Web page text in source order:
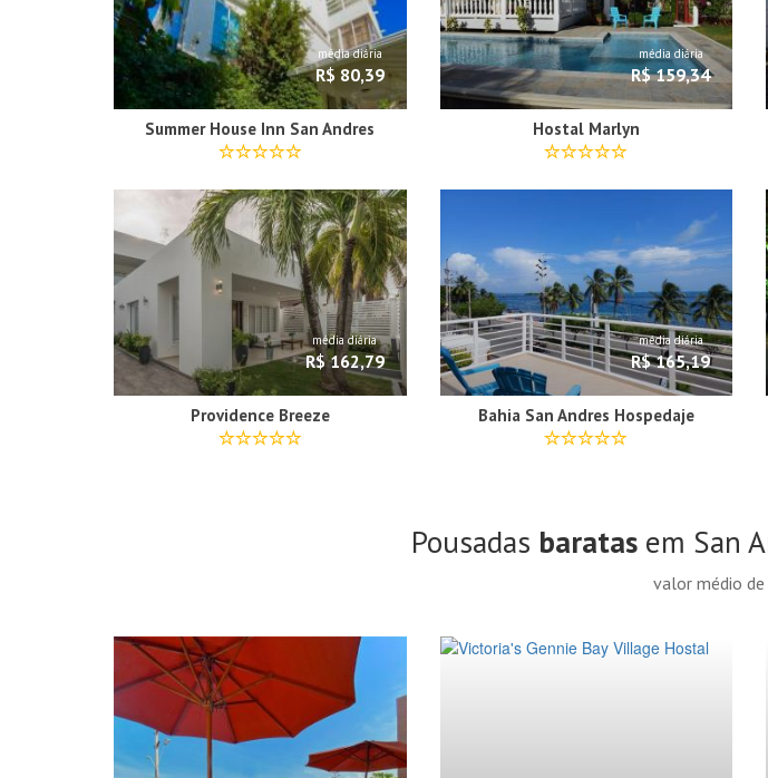
média diária
R$ 80,39
Summer House Inn San Andres
média diária
R$ 159,34
Hostal Marlyn
média diária
R$ 162,79
Providence Breeze
média diária
R$ 165,19
Bahia San Andres Hospedaje
Pousadas baratasem San
valor médio de